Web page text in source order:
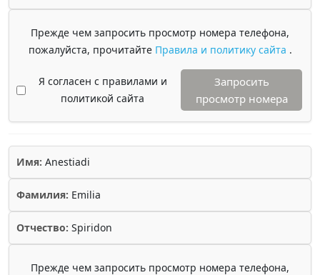
Прежде чем запросить просмотр номера телефона,
пожалуйста, прочитайте Правила и политику сайта .
Я согласен с правилами и
политикой сайта
Запросить
просмотр номера
Имя: Anestiadi
Фамилия: Emilia
Отчество: Spiridon
Прежде чем запросить просмотр номера телефона,